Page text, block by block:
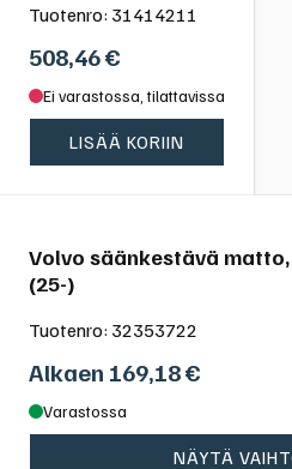
Tuotenro: 31414211
508,46€
Ei varastossa, tilattavissa
LISÄÄ KORIIN
Volvo säänkestävä
(25-)
Tuotenro: 32353722
Alkaen 169,18€
Varastossa
NÄYTÄ